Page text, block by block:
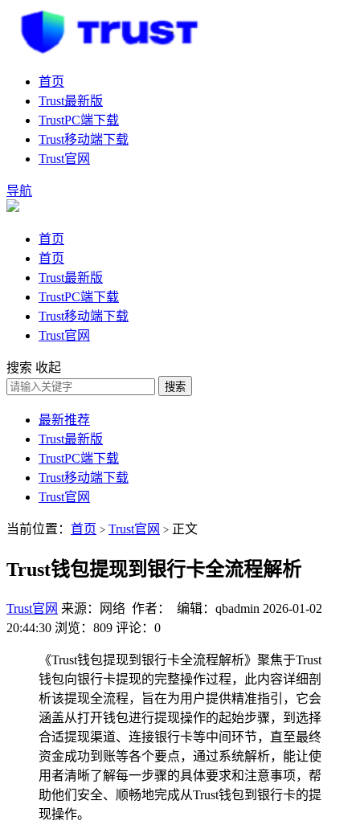
首页
Trust最新版
TrustPC端下载
Trust移动端下载
Trust官网
导航
首页
首页
Trust最新版
TrustPC端下载
Trust移动端下载
Trust官网
搜索 收起
搜索
最新推荐
Trust最新版
TrustPC端下载
Trust移动端下载
Trust官网
当前位置： 首页 > Trust官网 > 正文
Trust钱包提现到银行卡全流程解析
Trust官网 来源：网络 作者： 编辑：qbadmin 2026-01-02
20:44:30 浏览：809 评论：0
《Trust钱包提现到银行卡全流程解析》聚焦于Trust
钱包向银行卡提现的完整操作过程，此内容详细剖
析该提现全流程，旨在为用户提供精准指引，它会
涵盖从打开钱包进行提现操作的起始步骤，到选择
合适提现渠道、连接银行卡等中间环节，直至最终
资金成功到账等各个要点，通过系统解析，能让使
用者清晰了解每一步骤的具体要求和注意事项，帮
助他们安全、顺畅地完成从Trust钱包到银行卡的提
现操作。